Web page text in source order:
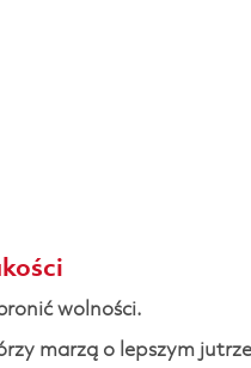
wolności.
marzą o lepszym